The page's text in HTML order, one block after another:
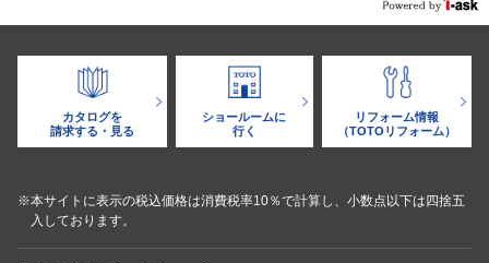
カタログを
請求する・見る
ショールームに
行く
リフォーム情報
（TOTOリフォーム）
※本サイトに表示の税込価格は消費税率10％で計算し、小数点以下は四捨五
入しております。